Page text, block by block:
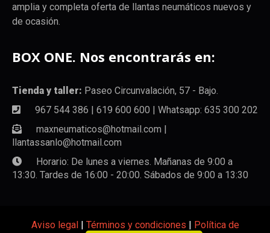
amplia y completa oferta de llantas neumáticos nuevos y
de ocasión.
BOX ONE. Nos encontrarás en:
Tienda y taller: Paseo Circunvalación, 57 - Bajo.
967 544 386 | 619 600 600 | Whatsapp: 635 300 202
maxneumaticos@hotmail.com |
llantassanlo@hotmail.com
Horario: De lunes a viernes. Mañanas de 9:00 a
13:30. Tardes de 16:00 - 20:00. Sábados de 9:00 a 13:30
Aviso legal| Términos y condiciones | Política de